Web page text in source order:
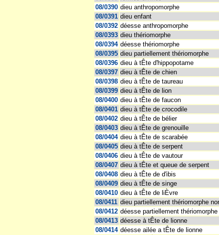
08/0390 dieu anthropomorphe
08/0391 dieu enfant
08/0392 déesse anthropomorphe
08/0393 dieu thériomorphe
08/0394 déesse thériomorphe
08/0395 dieu partiellement thériomorphe
08/0396 dieu à tÊte d'hippopotame
08/0397 dieu à tÊte de chien
08/0398 dieu à tÊte de taureau
08/0399 dieu à tÊte de lion
08/0400 dieu à tÊte de faucon
08/0401 dieu à tÊte de crocodile
08/0402 dieu à tÊte de bélier
08/0403 dieu à tÊte de grenouille
08/0404 dieu à tÊte de scarabée
08/0405 dieu à tÊte de serpent
08/0406 dieu à tÊte de vautour
08/0407 dieu à tÊte et queue de serpent
08/0408 dieu à tÊte de d'ibis
08/0409 dieu à tÊte de singe
08/0410 dieu à tÊte de liÈvre
08/0411 dieu partiellement thériomorphe
08/0412 déesse partiellement thériomorphe
08/0413 déesse à tÊte de lionne
08/0414 déesse ailée a tÊte de lionne